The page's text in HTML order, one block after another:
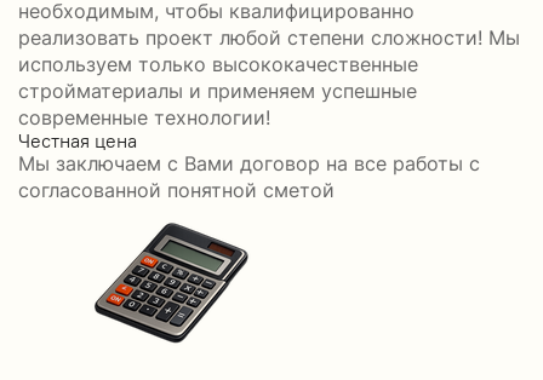
необходимым, чтобы квалифицированно
реализовать проект любой степени сложности! Мы
используем только высококачественные
стройматериалы и применяем успешные
современные технологии!
Честная цена
Мы заключаем с Вами договор на все работы с
согласованной понятной сметой